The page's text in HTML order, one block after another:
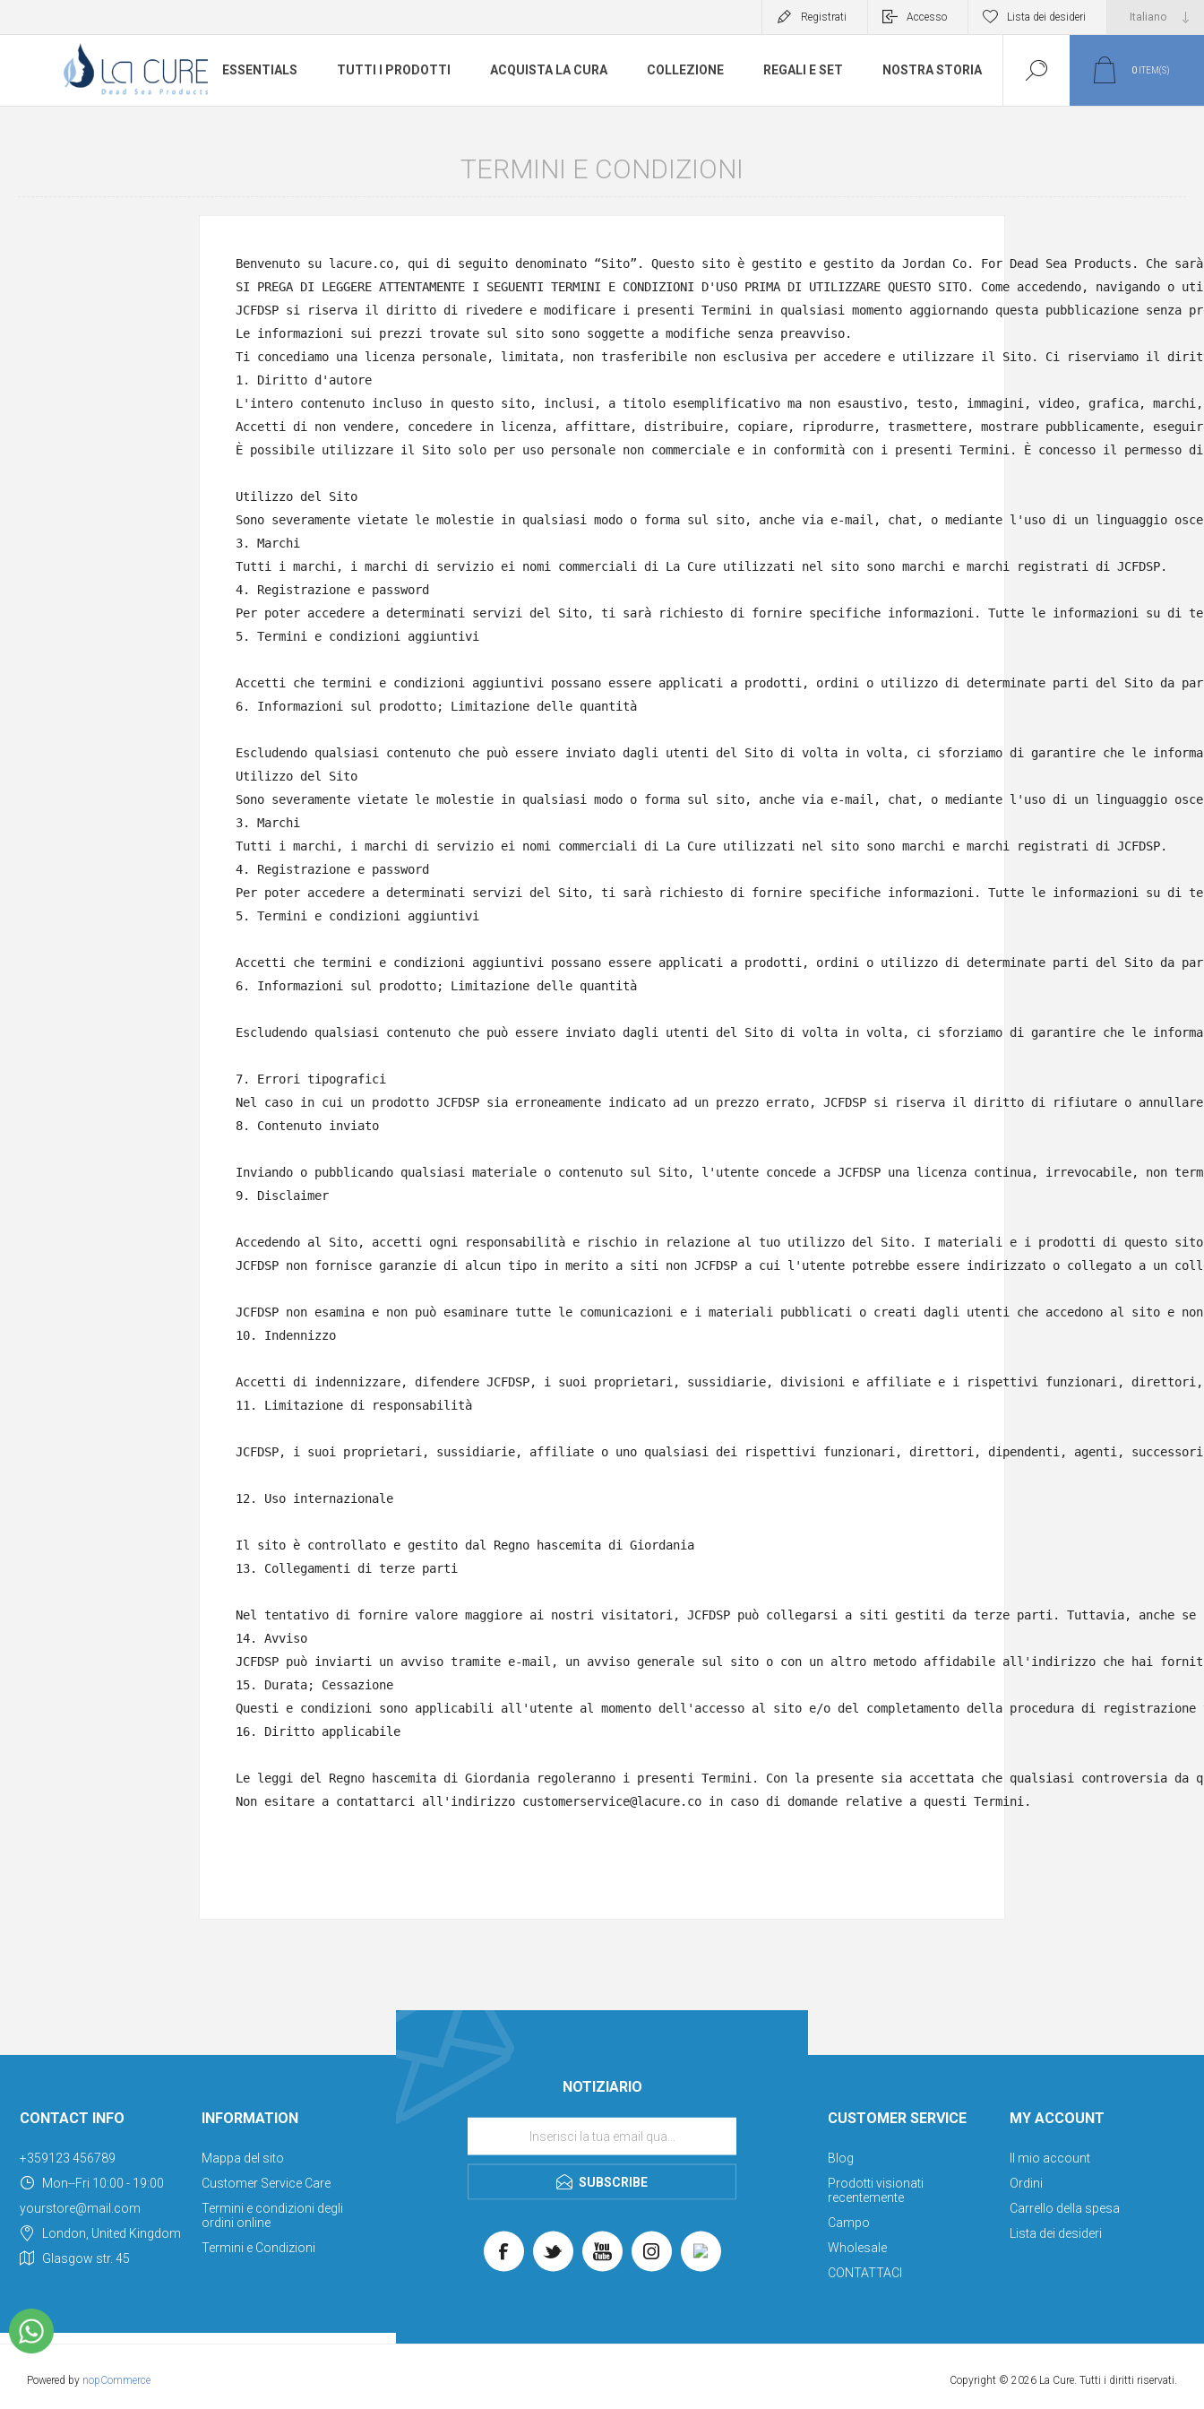
Registrati Accesso Lista dei desideri
ESSENTIALS TUTTI I PRODOTTI ACQUISTA LA CURA COLLEZIONE REGALI E SET NOSTRA STORIA 0 ITEM(S)
TERMINI E CONDIZIONI
Benvenuto su lacure.co, qui di seguito denominato “Sito”. Questo sito è gestito e gestito da Jordan Co. For Dead Sea Products. Che sarà
SI PREGA DI LEGGERE ATTENTAMENTE I SEGUENTI TERMINI E CONDIZIONI D'USO PRIMA DI UTILIZZARE QUESTO SITO.
JCFDSP si riserva il diritto di rivedere e modificare i presenti Termini in qualsiasi momento aggiornando questa pubblicazione
Le informazioni sui prezzi trovate sul sito sono soggette a modifiche senza preavviso.
Ti concediamo una licenza personale, limitata, non trasferibile non esclusiva per accedere e utilizzare il Sito. Ci riserviamo il
1. Diritto d'autore
L'intero contenuto incluso in questo sito, inclusi, a titolo esemplificativo ma non esaustivo, testo, immagini, video, grafica,
Accetti di non vendere, concedere in licenza, affittare, distribuire, copiare, riprodurre, trasmettere, mostrare pubblicamente,
È possibile utilizzare il Sito solo per uso personale non commerciale e in conformità con i presenti Termini. È concesso il permesso
Utilizzo del Sito
Sono severamente vietate le molestie in qualsiasi modo o forma sul sito, anche via e-mail, chat, o mediante l'uso di un
3. Marchi
Tutti i marchi, i marchi di servizio ei nomi commerciali di La Cure utilizzati nel sito sono marchi e marchi registrati di JCFDSP.
4. Registrazione e password
Per poter accedere a determinati servizi del Sito, ti sarà richiesto di fornire specifiche informazioni. Tutte le informazioni su di te
5. Termini e condizioni aggiuntivi
Accetti che termini e condizioni aggiuntivi possano essere applicati a prodotti, ordini o utilizzo di determinate parti del Sito da
6. Informazioni sul prodotto; Limitazione delle quantità
Escludendo qualsiasi contenuto che può essere inviato dagli utenti del Sito di volta in volta, ci sforziamo di garantire che le
Utilizzo del Sito
Sono severamente vietate le molestie in qualsiasi modo o forma sul sito, anche via e-mail, chat, o mediante l'uso di un
3. Marchi
Tutti i marchi, i marchi di servizio ei nomi commerciali di La Cure utilizzati nel sito sono marchi e marchi registrati di JCFDSP.
4. Registrazione e password
Per poter accedere a determinati servizi del Sito, ti sarà richiesto di fornire specifiche informazioni. Tutte le informazioni su di te
5. Termini e condizioni aggiuntivi
Accetti che termini e condizioni aggiuntivi possano essere applicati a prodotti, ordini o utilizzo di determinate parti del Sito da
6. Informazioni sul prodotto; Limitazione delle quantità
Escludendo qualsiasi contenuto che può essere inviato dagli utenti del Sito di volta in volta, ci sforziamo di garantire che le
7. Errori tipografici
Nel caso in cui un prodotto JCFDSP sia erroneamente indicato ad un prezzo errato, JCFDSP si riserva il diritto di rifiutare o
8. Contenuto inviato
Inviando o pubblicando qualsiasi materiale o contenuto sul Sito, l'utente concede a JCFDSP una licenza continua, irrevocabile,
9. Disclaimer
Accedendo al Sito, accetti ogni responsabilità e rischio in relazione al tuo utilizzo del Sito. I materiali e i prodotti di questo sito
JCFDSP non fornisce garanzie di alcun tipo in merito a siti non JCFDSP a cui l'utente potrebbe essere indirizzato o collegato a
JCFDSP non esamina e non può esaminare tutte le comunicazioni e i materiali pubblicati o creati dagli utenti che accedono al
10. Indennizzo
Accetti di indennizzare, difendere JCFDSP, i suoi proprietari, sussidiarie, divisioni e affiliate e i rispettivi funzionari, direttori,
11. Limitazione di responsabilità
JCFDSP, i suoi proprietari, sussidiarie, affiliate o uno qualsiasi dei rispettivi funzionari, direttori, dipendenti, agenti,
12. Uso internazionale
Il sito è controllato e gestito dal Regno hascemita di Giordania
13. Collegamenti di terze parti
Nel tentativo di fornire valore maggiore ai nostri visitatori, JCFDSP può collegarsi a siti gestiti da terze parti. Tuttavia, anche se
14. Avviso
JCFDSP può inviarti un avviso tramite e-mail, un avviso generale sul sito o con un altro metodo affidabile all'indirizzo che hai fornito
15. Durata; Cessazione
Questi e condizioni sono applicabili all'utente al momento dell'accesso al sito e/o del completamento della procedura di
16. Diritto applicabile
Le leggi del Regno hascemita di Giordania regoleranno i presenti Termini. Con la presente sia accettata che qualsiasi
Non esitare a contattarci all'indirizzo customerservice@lacure.co in caso di domande relative a questi Termini.
NOTIZIARIO
SUBSCRIBE
CONTACT INFO
+359123 456789
Mon--Fri 10:00 - 19:00
yourstore@mail.com
London, United Kingdom
Glasgow str. 45
INFORMATION
Mappa del sito
Customer Service Care
Termini e condizioni degli
ordini online
Termini e Condizioni
CUSTOMER SERVICE
Blog
Prodotti visionati
recentemente
Campo
Wholesale
CONTATTACI
MY ACCOUNT
Il mio account
Ordini
Carrello della spesa
Lista dei desideri
Powered by nopCommerce Copyright © 2026 La Cure. Tutti i diritti riservati.